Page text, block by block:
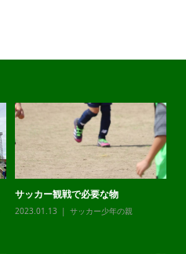
サッカー観戦で必要な物
2023.01.13 サッカー少年の親